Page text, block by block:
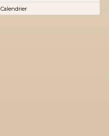
Calendrier